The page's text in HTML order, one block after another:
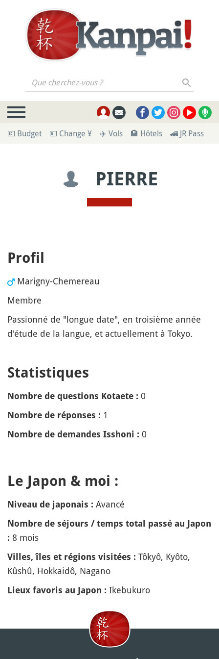
Que cherchez-vous ?
💶 Budget 💴 Change ¥ ✈️ Vols 🏨 Hôtels 🚄 JR Pass
PIERRE
Profil
Marigny-Chemereau
Membre
Passionné de "longue date", en troisième année
d'étude de la langue, et actuellement à Tokyo.
Statistiques
Nombre de questions Kotaete : 0
Nombre de réponses : 1
Nombre de demandes Isshoni : 0
Le Japon & moi :
Niveau de japonais : Avancé
Nombre de séjours / temps total passé au Japon
: 8 mois
Villes, îles et régions visitées : Tôkyô, Kyôto,
Kûshû, Hokkaidô, Nagano
Lieux favoris au Japon : Ikebukuro